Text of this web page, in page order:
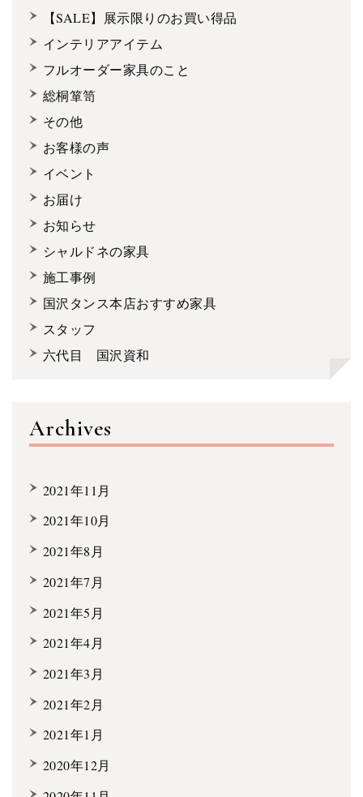
【SALE】展示限りのお買い得品
インテリアアイテム
フルオーダー家具のこと
総桐箪笥
その他
お客様の声
イベント
お届け
お知らせ
シャルドネの家具
施工事例
国沢タンス本店おすすめ家具
スタッフ
六代目 国沢資和
Archives
2021年11月
2021年10月
2021年8月
2021年7月
2021年5月
2021年4月
2021年3月
2021年2月
2021年1月
2020年12月